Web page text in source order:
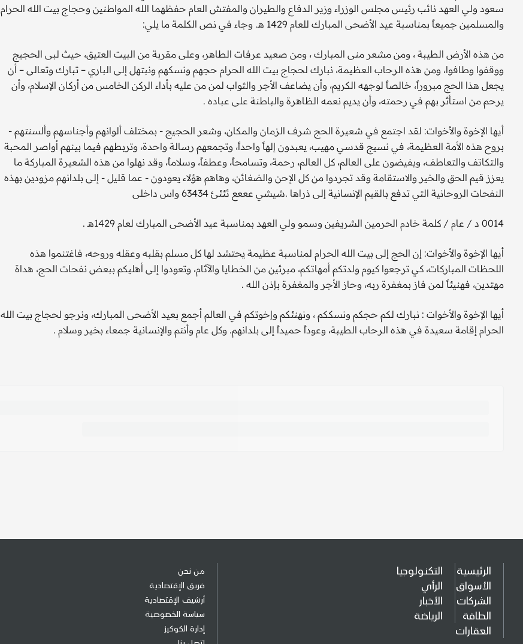
سعود ولي العهد نائب رئيس مجلس الوزراء وزير الدفاع والطيران والمفتش العام حفظهما الله المواطنين وحجاج بيت الله الحرام
والمسلمين جميعاً بمناسبة عيد الأضحى المبارك للعام 1429 هـ. وجاء في نص الكلمة ما يلي:
من هذه الأرض الطيبة ، ومن مشعر منى المبارك ، ومن صعيد عرفات الطاهر، وعلى مقربة من البيت العتيق، حيث لبى الحجيج
ووقفوا وطافوا، ومن هذه الرحاب العظيمة، نبارك لحجاج بيت الله الحرام حجهم ونسكهم ونبتهل إلى الباري – تبارك وتعالى – أن
يجعل هذا الحج مبروراً، خالصاً لوجهه الكريم، وأن يضاعف الأجر والثواب لمن من عليه بأداء الركن الخامس من أركان الإسلام، وأن
يرحم من استأثر بهم في رحمته، وأن يديم نعمه الظاهرة والباطنة على عباده .
أيها الإخوة والأخوات: لقد اجتمع في شعيرة الحج شرف الزمان والمكان، وشعر الحجيج - بمختلف ألوانهم وأجناسهم وألسنتهم -
بروح هذه الأمة العظيمة، في نسيج قدسي مهيب، يعبدون إلهاً واحداً، وتجمعهم رسالة واحدة، وتربطهم فيما بينهم أواصر المحبة
والتكاتف والتعاطف، ويفيضون على العالم، كل العالم، رحمة، وتسامحاً، وعطفاً، وسلاماً، وقد نهلوا من هذه الشعيرة المباركة ما
يعزز قيم الحق والخير والاستقامة وقد تجردوا من كل الإحن والضغائن، وهاهم هؤلاء يعودون - عما قليل - إلى بلدانهم مزودين بهذه
النفحات الروحانية التي تدفع بالقيم الإنسانية إلى ذراها .شيشي عععع ئئئئ 63434 واس داخلى
0014 د / عام / كلمة خادم الحرمين الشريفين وسمو ولي العهد بمناسبة عيد الأضحى المبارك لعام 1429هـ .
أيها الإخوة والأخوات: إن الحج إلى بيت الله الحرام لمناسبة عظيمة يحتشد لها كل مسلم بقلبه وعقله وروحه، فاغتنموا هذه
اللحظات المباركات، كي ترجعوا كيوم ولدتكم أمهاتكم، مبرئين من الخطايا والآثام، وتعودوا إلى أهليكم ببعض نفحات الحج، هداة
مهتدين، فهنيئاً لمن فاز بمغفرة ربه، وحاز الأجر والمغفرة بإذن الله .
أيها الإخوة والأخوات : نبارك لكم حجكم ونسككم ، ونهنئكم وإخوتكم في العالم أجمع بعيد الأضحى المبارك، ونرجو لحجاج بيت الله
الحرام إقامة سعيدة في هذه الرحاب الطيبة، وعوداً حميداً إلى بلدانهم. وكل عام وأنتم والإنسانية جمعاء بخير وسلام .
الرئيسية
الأسواق
الشركات
الطاقة
العقارات
التكنولوجيا
الرأي
الأخبار
الرياضة
من نحن
فريق الإقتصادية
أرشيف الإقتصادية
سياسة الخصوصية
إدارة الكوكيز